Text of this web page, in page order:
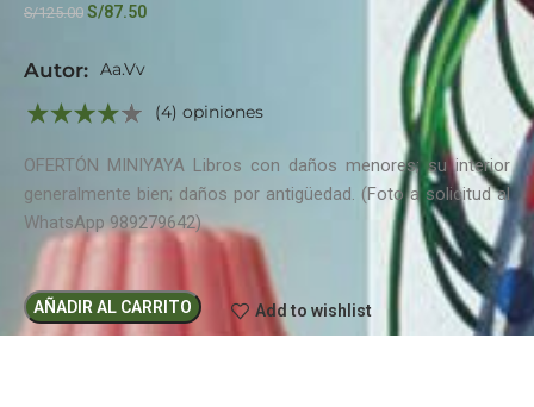
S/125.00 S/87.50
Autor: Aa.Vv
(4) opiniones
OFERTÓN MINIYAYA Libros con daños menores; su interior
generalmente bien; daños por antigüedad. (Foto a solicitud al
WhatsApp 989279642)
AÑADIR AL CARRITO Add to wishlist